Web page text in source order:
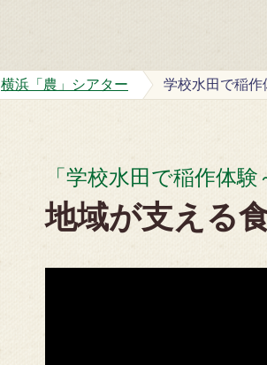
横浜「農」シアター 学校水田で稲作
「学校水田で稲作体験
地域が支える